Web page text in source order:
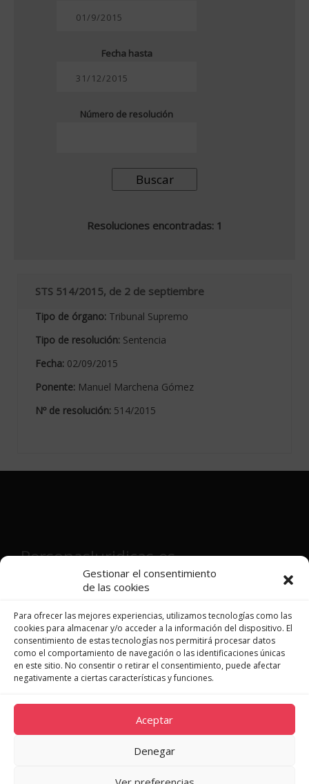
Gestionar el consentimiento
de las cookies
Para ofrecer las mejores experiencias, utilizamos tecnologías como las
cookies para almacenar y/o acceder a la información del dispositivo. El
consentimiento de estas tecnologías nos permitirá procesar datos
como el comportamiento de navegación o las identificaciones únicas
en este sitio. No consentir o retirar el consentimiento, puede afectar
negativamente a ciertas características y funciones.
Aceptar
Denegar
Fecha hasta
Número de resolución
Resoluciones encontradas: 1
STS 514/2015, de 2 de septiembre
Tipo de órgano: Tribunal Supremo
Tipo de resolución: Sentencia
Fecha: 02/09/2015
Ponente: Manuel Marchena Gómez
Nº de resolución: 514/2015
PersonasJuridicas.es
Director y fundador:
Patón
JURISPRUDENCIA
DOCTRINA